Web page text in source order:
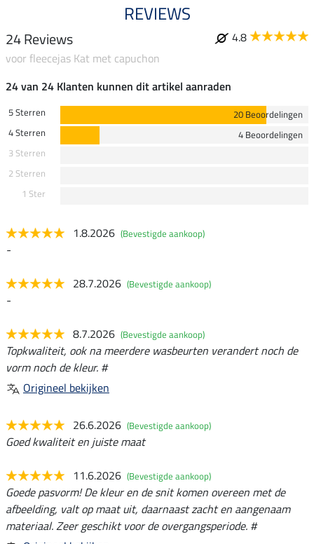
REVIEWS
24 Reviews
4.8
voor fleecejas Kat met capuchon
24 van 24 Klanten kunnen dit artikel aanraden
5 Sterren
20 Beoordelingen
4 Sterren
4 Beoordelingen
3 Sterren
2 Sterren
1 Ster
1.8.2026 (Bevestigde aankoop)
-
28.7.2026 (Bevestigde aankoop)
-
8.7.2026 (Bevestigde aankoop)
Topkwaliteit, ook na meerdere wasbeurten verandert noch de
vorm noch de kleur. #
Origineel bekijken
26.6.2026 (Bevestigde aankoop)
Goed kwaliteit en juiste maat
11.6.2026 (Bevestigde aankoop)
Goede pasvorm! De kleur en de snit komen overeen met de
afbeelding, valt op maat uit, daarnaast zacht en aangenaam
materiaal. Zeer geschikt voor de overgangsperiode. #